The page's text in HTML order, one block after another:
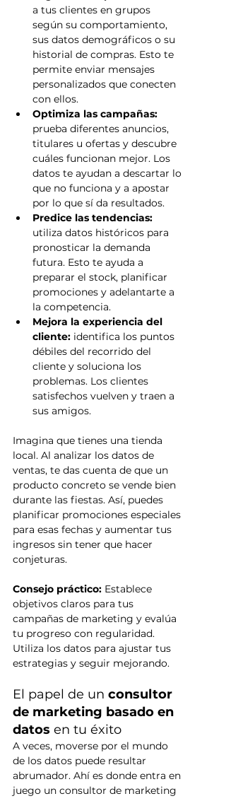
a tus clientes en grupos
según su comportamiento,
sus datos demográficos o su
historial de compras. Esto te
permite enviar mensajes
personalizados que conecten
con ellos.
Optimiza las campañas:
prueba diferentes anuncios,
titulares u ofertas y descubre
cuáles funcionan mejor. Los
datos te ayudan a descartar lo
que no funciona y a apostar
por lo que sí da resultados.
Predice las tendencias:
utiliza datos históricos para
pronosticar la demanda
futura. Esto te ayuda a
preparar el stock, planificar
promociones y adelantarte a
la competencia.
Mejora la experiencia del
cliente: identifica los puntos
débiles del recorrido del
cliente y soluciona los
problemas. Los clientes
satisfechos vuelven y traen a
sus amigos.
Imagina que tienes una tienda
local. Al analizar los datos de
ventas, te das cuenta de que un
producto concreto se vende bien
durante las fiestas. Así, puedes
planificar promociones especiales
para esas fechas y aumentar tus
ingresos sin tener que hacer
conjeturas.
Consejo práctico: Establece
objetivos claros para tus
campañas de marketing y evalúa
tu progreso con regularidad.
Utiliza los datos para ajustar tus
estrategias y seguir mejorando.
El papel de un consultor
de marketing basado en
datos en tu éxito
A veces, moverse por el mundo
de los datos puede resultar
abrumador. Ahí es donde entra en
juego un consultor de marketing